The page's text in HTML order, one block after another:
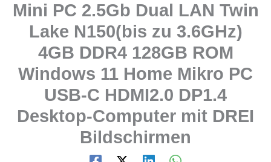
Mini PC 2.5Gb Dual LAN Twin
Lake N150(bis zu 3.6GHz)
4GB DDR4 128GB ROM
Windows 11 Home Mikro PC
USB-C HDMI2.0 DP1.4
Desktop-Computer mit DREI
Bildschirmen